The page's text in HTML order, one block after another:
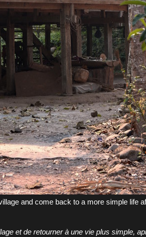
and come back to a more simple life
et de retourner à une vie plus simple,